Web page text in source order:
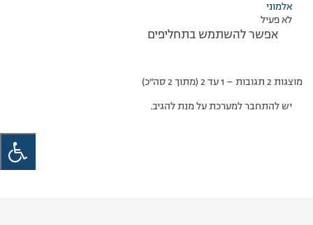
אלמוני
לא פעיל
אפשר להשתמש בתחליפים
מוצגות 2 תגובות – 1 עד 2 (מתוך 2 סה״כ)
יש להתחבר למערכת על מנת להגיב.